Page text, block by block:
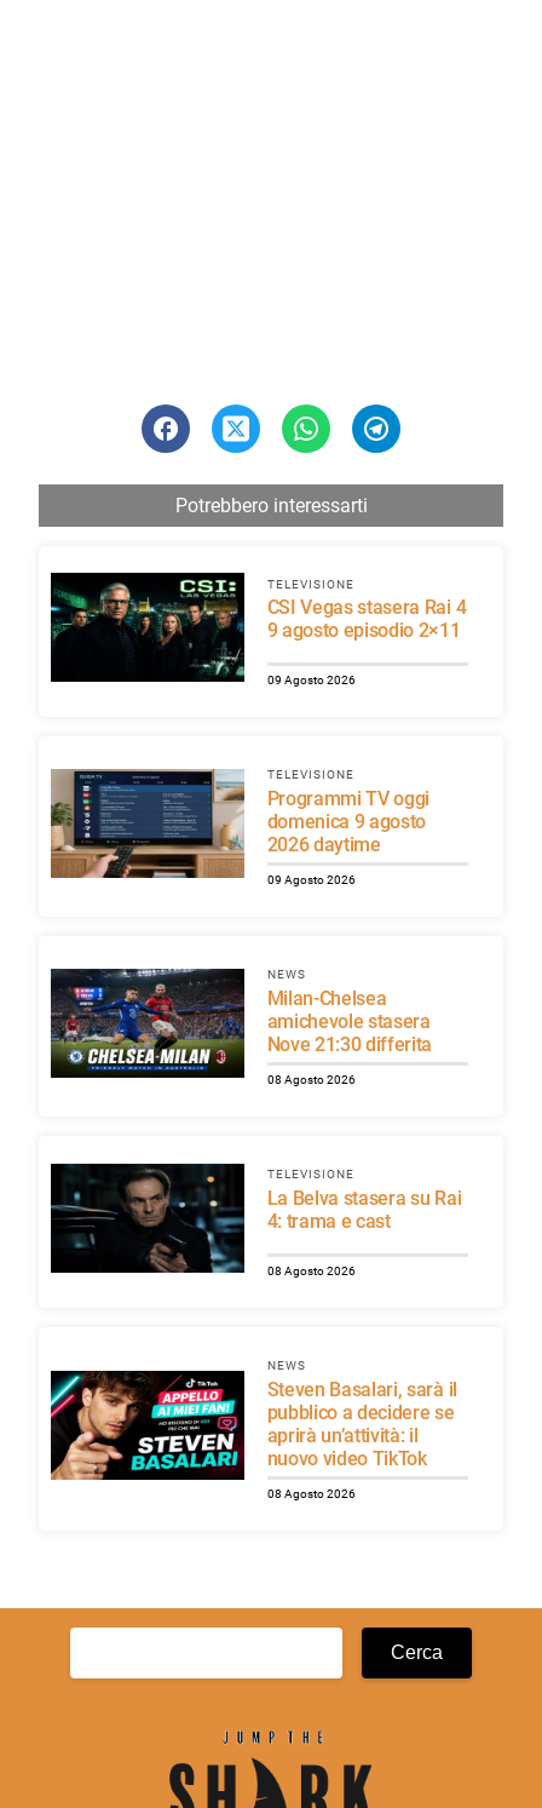
Potrebbero interessarti
TELEVISIONE
CSI Vegas stasera Rai 4
9 agosto episodio 2×11
09 Agosto 2026
TELEVISIONE
Programmi TV oggi
domenica 9 agosto
2026 daytime
09 Agosto 2026
NEWS
Milan-Chelsea
amichevole stasera
Nove 21:30 differita
08 Agosto 2026
TELEVISIONE
La Belva stasera su Rai
4: trama e cast
08 Agosto 2026
NEWS
Steven Basalari, sarà il
pubblico a decidere se
aprirà un’attività: il
nuovo video TikTok
08 Agosto 2026
Ricerca